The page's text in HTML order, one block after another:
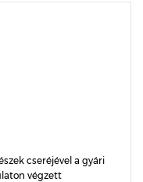
cseréjével a gyári
végzett